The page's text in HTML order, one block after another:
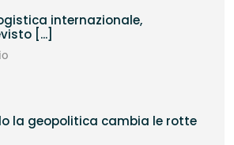
internazionale,
[...]
la geopolitica cambia le rotte